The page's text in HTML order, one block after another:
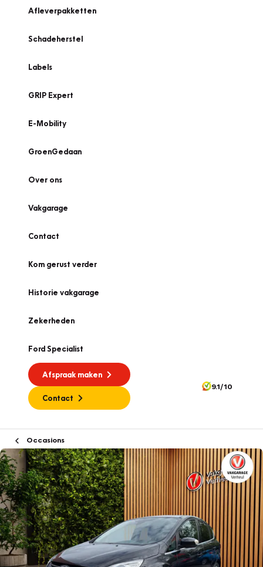
Afleverpakketten
Schadeherstel
Labels
GRIP Expert
E-Mobility
GroenGedaan
Over ons
Vakgarage
Contact
Kom gerust verder
Historie vakgarage
Zekerheden
Ford Specialist
Afspraak maken
Contact
9.1/10
Occasions